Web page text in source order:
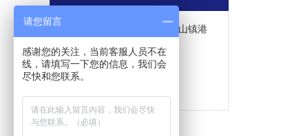
地址：长兴县市松江区小昆山镇港
业路158弄2号K294幢
联系人：唐国强
请您留言
感谢您的关注，当前客服人员不在
线，请填写一下您的信息，我们会
尽快和您联系。